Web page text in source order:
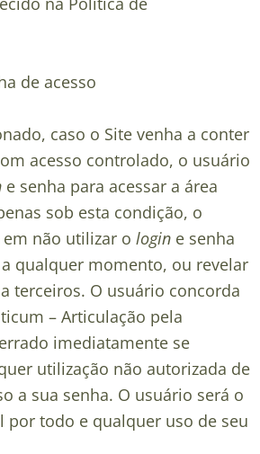
de acesso
caso o Site venha a conter
acesso controlado, o usuário
e senha para acessar a área
sob esta condição, o
não utilizar o login e senha
qualquer momento, ou revelar
terceiros. O usuário concorda
– Articulação pela
imediatamente se
utilização não autorizada de
a sua senha. O usuário será o
por todo e qualquer uso de seu